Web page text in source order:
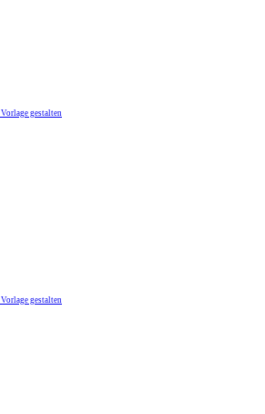
Vorlage gestalten
Vorlage gestalten